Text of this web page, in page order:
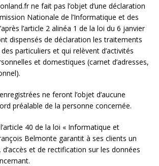
ne fait pas l’objet d’une déclaration
Nationale de l’Informatique et des
l’article 2 alinéa 1 de la loi du 6 janvier
dispensés de déclaration les traitements
particuliers et qui relèvent d’activités
et domestiques (carnet d’adresses,
ne feront l’objet d’aucune
préalable de la personne concernée.
40 de la loi « Informatique et
Belmonte garantit à ses clients un
et de rectification sur les données